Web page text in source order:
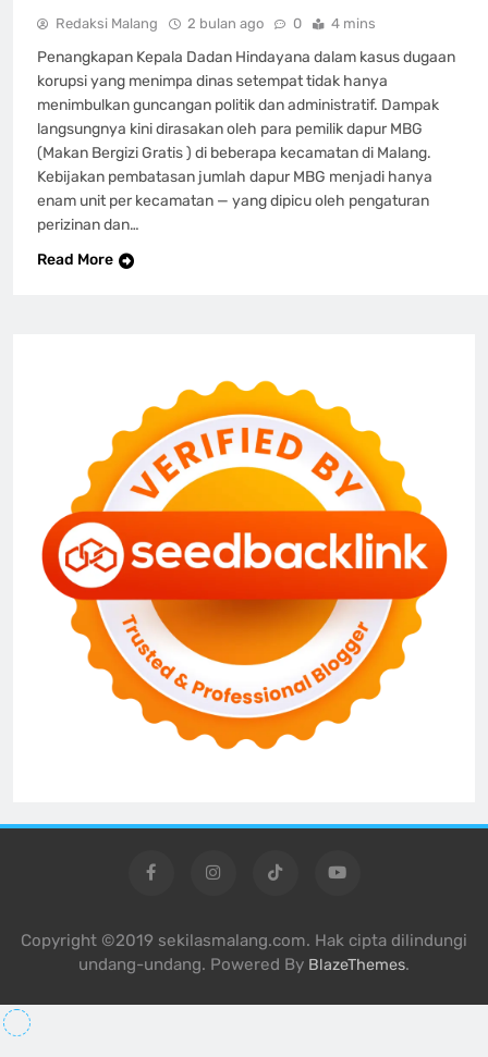
Redaksi Malang 2 bulan ago 0 4 mins
Penangkapan Kepala Dadan Hindayana dalam kasus dugaan
korupsi yang menimpa dinas setempat tidak hanya
menimbulkan guncangan politik dan administratif. Dampak
langsungnya kini dirasakan oleh para pemilik dapur MBG
(Makan Bergizi Gratis ) di beberapa kecamatan di Malang.
Kebijakan pembatasan jumlah dapur MBG menjadi hanya
enam unit per kecamatan — yang dipicu oleh pengaturan
perizinan dan…
Read More
Copyright ©2019 sekilasmalang.com. Hak cipta dilindungi
undang-undang. Powered By BlazeThemes.